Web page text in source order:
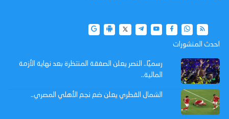
احدث المنشورات
رسميًا.. النصر يعلن الصفقة المنتظرة بعد نهاية الأزمة
المالية..
الشمال القطري يعلن ضم نجم الأهلي المصري..